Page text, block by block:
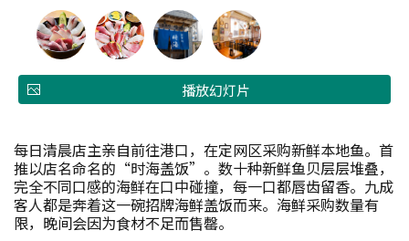
播放幻灯片
每日清晨店主亲自前往港口，在定网区采购新鲜本地鱼。首
推以店名命名的“时海盖饭”。数十种新鲜鱼贝层层堆叠，
完全不同口感的海鲜在口中碰撞，每一口都唇齿留香。九成
客人都是奔着这一碗招牌海鲜盖饭而来。海鲜采购数量有
限，晚间会因为食材不足而售罄。